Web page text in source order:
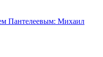
Пантелеевым: Михаил